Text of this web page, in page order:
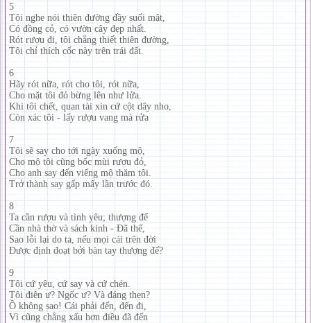
5
Tôi nghe nói thiên đường đầy suối mật,
Có đồng cỏ, có vườn cây đẹp nhất.
Rót rượu đi, tôi chẳng thiết thiên đường,
Tôi chỉ thích cốc này trên trái đất.
6
Hãy rót nữa, rót cho tôi, rót nữa,
Cho mặt tôi đỏ bừng lên như lửa.
Khi tôi chết, quan tài xin cứ cột dây nho,
Còn xác tôi - lấy rượu vang mà rửa
7
Tôi sẽ say cho tới ngày xuống mộ,
Cho mộ tôi cũng bốc mùi rượu đỏ,
Cho anh say đến viếng mộ thăm tôi.
Trở thành say gấp mấy lần trước đó.
8
Ta cần rượu và tình yêu; thượng đế
Cần nhà thờ và sách kinh - Đã thế,
Sao lỗi lại do ta, nếu mọi cái trên đời
Được định đoạt bởi bàn tay thượng đế?
9
Tôi cứ yêu, cứ say và cứ chén.
Tôi điên ư? Ngốc ư? Và đáng thẹn?
Ồ không sao! Cái phải đến, đến đi,
Vì cũng chẳng xấu hơn điều đã đến